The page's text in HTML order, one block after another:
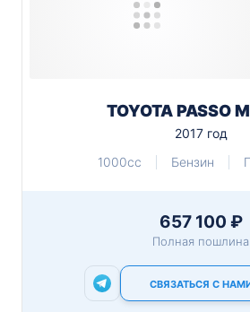
TOYOTA PASSO
2017 год
1000cc
Бензин
657 100 ₽
Полная пошлина
СВЯЗАТЬСЯ С